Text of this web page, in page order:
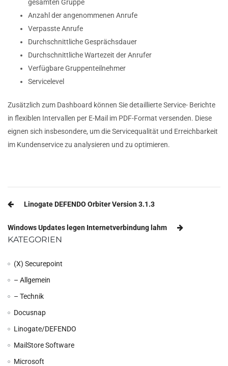
gesamten Gruppe
Anzahl der angenommenen Anrufe
Verpasste Anrufe
Durchschnittliche Gesprächsdauer
Durchschnittliche Wartezeit der Anrufer
Verfügbare Gruppenteilnehmer
Servicelevel
Zusätzlich zum Dashboard können Sie detaillierte Service- Berichte
in flexiblen Intervallen per E-Mail im PDF-Format versenden. Diese
eignen sich insbesondere, um die Servicequalität und Erreichbarkeit
im Kundenservice zu analysieren und zu optimieren.
Beitragsnavigation
Linogate DEFENDO Orbiter Version 3.1.3
Windows Updates legen Internetverbindung lahm
KATEGORIEN
(X) Securepoint
– Allgemein
– Technik
Docusnap
Linogate/DEFENDO
MailStore Software
Microsoft